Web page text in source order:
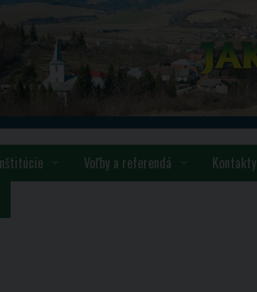
Voľby a referendá
Kontakty